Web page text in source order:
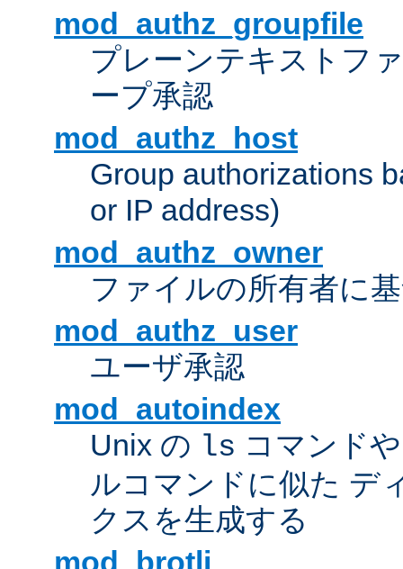
mod_authz_groupfile
プレーンテキストフ
ープ承認
mod_authz_host
Group authorizations
or IP address)
mod_authz_owner
ファイルの所有者に
mod_authz_user
ユーザ承認
mod_autoindex
Unix の ls コマンド
ルコマンドに似た デ
クスを生成する
mod_brotli